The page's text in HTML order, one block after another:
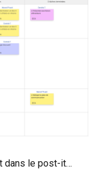
dans le post-it…